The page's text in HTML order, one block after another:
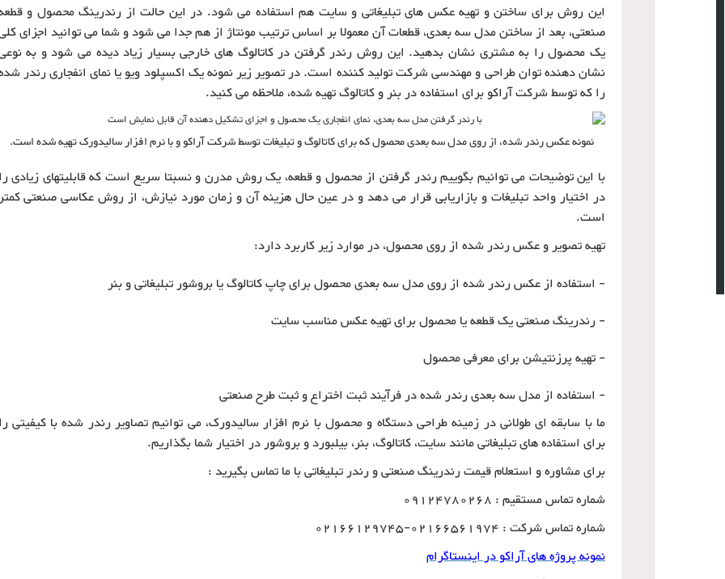
این روش برای ساختن و تهیه عکس های تبلیغاتی و سایت هم استفاده می شود. در این حالت از رندرینگ محصول و
صنعتی، بعد از ساختن مدل سه بعدی، قطعات آن معمولا بر اساس ترتیب مونتاژ از هم جدا می شود و شما می توانید اجزای
یک محصول را به مشتری نشان بدهید. این روش رندر گرفتن در کاتالوگ های خارجی بسیار زیاد دیده می شود و به
نشان دهنده توان طراحی و مهندسی شرکت تولید کننده است. در تصویر زیر نمونه یک اکسپلود ویو یا نمای انفجاری رندر
را که توسط شرکت آراکو برای استفاده در بنر و کاتالوگ تهیه شده، ملاحظه می کنید.
نمونه عکس رندر شده، از روی مدل سه بعدی محصول که برای کاتالوگ و تبلیغات توسط شرکت آراکو و با نرم افزار سالیدورک تهیه شده است.
با این توضیحات می توانیم بگوییم رندر گرفتن از محصول و قطعه، یک روش مدرن و نسبتا سریع است که قابلیتهای زیادی
در اختیار واحد تبلیغات و بازاریابی قرار می دهد و در عین حال هزینه آن و زمان مورد نیازش، از روش عکاسی صنعتی
است.
تهیه تصویر و عکس رندر شده از روی محصول، در موارد زیر کاربرد دارد:
- استفاده از عکس رندر شده از روی مدل سه بعدی محصول برای چاپ کاتالوگ یا بروشور تبلیغاتی و بنر
- رندرینگ صنعتی یک قطعه یا محصول برای تهیه عکس مناسب سایت
- تهیه پرزنتیشن برای معرفی محصول
- استفاده از مدل سه بعدی رندر شده در فرآیند ثبت اختراع و ثبت طرح صنعتی
ما با سابقه ای طولانی در زمینه طراحی دستگاه و محصول با نرم افزار سالیدورک، می توانیم تصاویر رندر شده با کیفیتی
برای استفاده های تبلیغاتی مانند سایت، کاتالوگ، بنر، بیلبورد و بروشور در اختیار شما بگذاریم.
برای مشاوره و استعلام قیمت رندرینگ صنعتی و رندر تبلیغاتی با ما تماس بگیرید :
شماره تماس مستقیم : 09124780268
شماره تماس شرکت : 02166561974-02166129745
نمونه پروژه های آراکو در اینستاگرام